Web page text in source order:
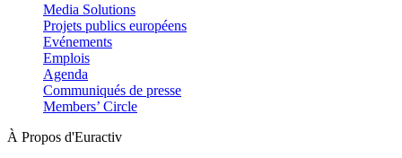
Media Solutions
Projets publics européens
Evénements
Emplois
Agenda
Communiqués de presse
Members’ Circle
À Propos d'Euractiv